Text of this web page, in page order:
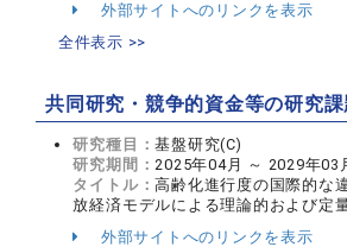
外部サイトへのリンクを表示
全件表示 >>
共同研究・競争的資金等の研究課
研究種目：基盤研究(C)
研究期間：2025年04月 ～ 2029年03
タイトル：高齢化進行度の国際的な
放経済モデルによる理論的および定
外部サイトへのリンクを表示